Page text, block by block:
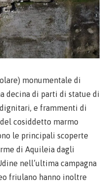
monumentale di
decina di parti di statue di
e frammenti di
cosiddetto marmo
le principali scoperte
di Aquileia dagli
nell’ultima campagna
friulano hanno inoltre